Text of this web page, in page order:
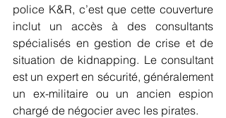
police K&R, c’est que cette couverture
inclut un accès à des consultants
spécialisés en gestion de crise et de
situation de kidnapping. Le consultant
est un expert en sécurité, généralement
un ex-militaire ou un ancien espion
chargé de négocier avec les pirates.